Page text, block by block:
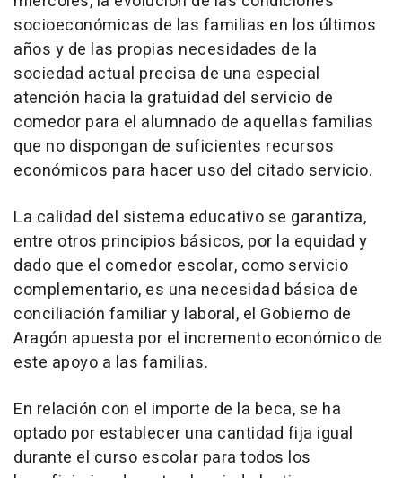
socioeconómicas de las familias en los últimos
años y de las propias necesidades de la
sociedad actual precisa de una especial
atención hacia la gratuidad del servicio de
comedor para el alumnado de aquellas familias
que no dispongan de suficientes recursos
económicos para hacer uso del citado servicio.
La calidad del sistema educativo se garantiza,
entre otros principios básicos, por la equidad y
dado que el comedor escolar, como servicio
complementario, es una necesidad básica de
conciliación familiar y laboral, el Gobierno de
Aragón apuesta por el incremento económico de
este apoyo a las familias.
En relación con el importe de la beca, se ha
optado por establecer una cantidad fija igual
durante el curso escolar para todos los